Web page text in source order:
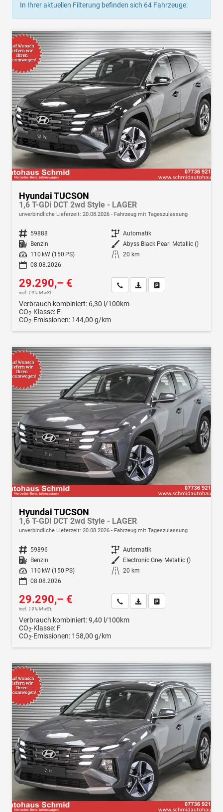
In Ihrer aktuellen Filterung befinden sich 64 Fahrzeuge:
Hyundai TUCSON
1,6 T-GDi DCT 2wd Style - LAGER
unverbindliche Lieferzeit: 20.08.2026 Fahrzeug mit Tageszulassung
Fahrzeugnr. 59888 Getriebe Automatik
Kraftstoff Benzin Außenfarbe Abyss Black Pearl Metallic ()
Leistung
110 kW (150 PS) Kilometerstand 20 km
08.08.2026
29.290,– €
incl. 19% MwSt.
Wir rufen Sie anFahrzeugexposé (PDF)
Verbrauch kombiniert: 6,30 l/100km
CO2-Klasse: E
CO2-Emissionen: 144,00 g/km
Hyundai TUCSON
1,6 T-GDi DCT 2wd Style - LAGER
unverbindliche Lieferzeit: 20.08.2026 Fahrzeug mit Tageszulassung
Fahrzeugnr. 59896 Getriebe Automatik
Kraftstoff Benzin Außenfarbe Electronic Grey Metallic ()
Leistung
110 kW (150 PS) Kilometerstand 20 km
08.08.2026
29.290,– €
incl. 19% MwSt.
Wir rufen Sie anFahrzeugexposé (PDF)
Verbrauch kombiniert:9,40 l/100km
CO2-Klasse: F
CO2-Emissionen: 158,00 g/km